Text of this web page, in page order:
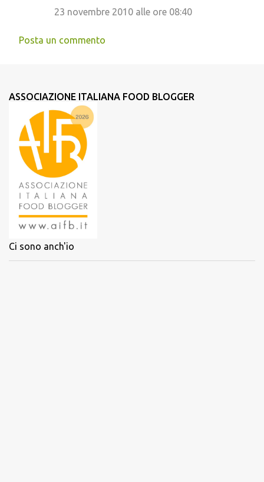
23 novembre 2010 alle ore 08:40
Posta un commento
ASSOCIAZIONE ITALIANA FOOD BLOGGER
Ci sono anch'io